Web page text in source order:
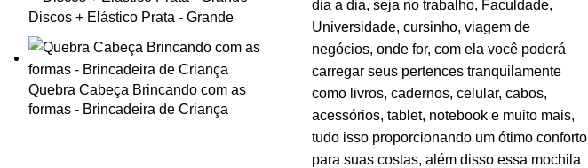
Discos + Elástico Prata - Grande
Quebra Cabeça Brincando com as
formas - Brincadeira de Criança
dia a dia, seja no trabalho, Faculdade,
Universidade, cursinho, viagem de
negócios, onde for, com ela você poderá
carregar seus pertences tranquilamente
como livros, cadernos, celular, cabos,
acessórios, tablet, notebook e muito mais,
tudo isso proporcionando um ótimo conforto
para suas costas, além disso essa mochila